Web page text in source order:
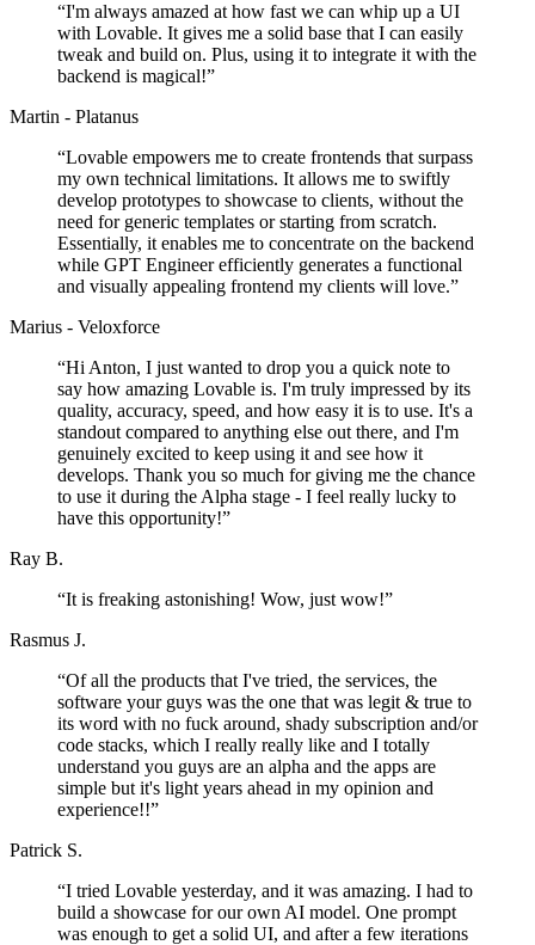
“I'm always amazed at how fast we can whip up a UI
with Lovable. It gives me a solid base that I can easily
tweak and build on. Plus, using it to integrate it with the
backend is magical!”
Martin - Platanus
“Lovable empowers me to create frontends that surpass
my own technical limitations. It allows me to swiftly
develop prototypes to showcase to clients, without the
need for generic templates or starting from scratch.
Essentially, it enables me to concentrate on the backend
while GPT Engineer efficiently generates a functional
and visually appealing frontend my clients will love.”
Marius - Veloxforce
“Hi Anton, I just wanted to drop you a quick note to
say how amazing Lovable is. I'm truly impressed by its
quality, accuracy, speed, and how easy it is to use. It's a
standout compared to anything else out there, and I'm
genuinely excited to keep using it and see how it
develops. Thank you so much for giving me the chance
to use it during the Alpha stage - I feel really lucky to
have this opportunity!”
Ray B.
“It is freaking astonishing! Wow, just wow!”
Rasmus J.
“Of all the products that I've tried, the services, the
software your guys was the one that was legit & true to
its word with no fuck around, shady subscription and/or
code stacks, which I really really like and I totally
understand you guys are an alpha and the apps are
simple but it's light years ahead in my opinion and
experience!!”
Patrick S.
“I tried Lovable yesterday, and it was amazing. I had to
build a showcase for our own AI model. One prompt
was enough to get a solid UI, and after a few iterations